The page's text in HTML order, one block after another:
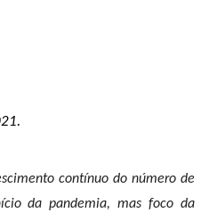
contínuo do número de
da pandemia,mas foco da